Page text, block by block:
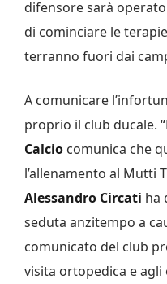
difensore sarà
di cominciare le
terranno fuori dai
A comunicare
proprio il club ducale.
Calcio comunica che
l’allenamento al Mutti
Alessandro Circati ha
seduta anzitempo a
comunicato del club
visita ortopedica e